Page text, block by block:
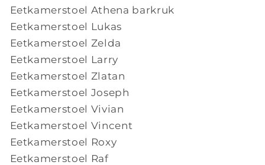
Eetkamerstoel Athena barkruk
Eetkamerstoel Lukas
Eetkamerstoel Zelda
Eetkamerstoel Larry
Eetkamerstoel Zlatan
Eetkamerstoel Joseph
Eetkamerstoel Vivian
Eetkamerstoel Vincent
Eetkamerstoel Roxy
Eetkamerstoel Raf